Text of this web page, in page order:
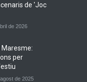
vida en nou
el pop
de 'Joc
de 2026
Maresme:
per
de 2025